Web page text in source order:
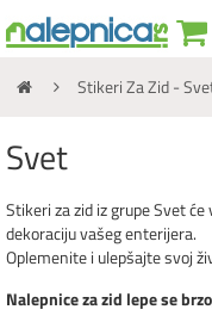
Stikeri Za Zid -
Svet
Stikeri za zid iz grupe Svet
dekoraciju vašeg enterijera.
Oplemenite i ulepšajte svoj
Nalepnice za zid lepe se